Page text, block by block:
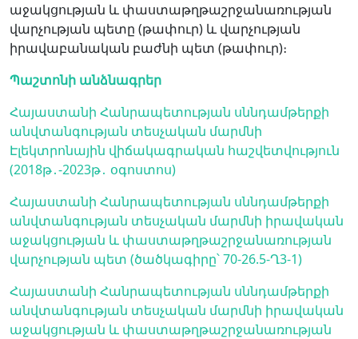
աջակցության և փաստաթղթաշրջանառության
վարչության պետը (թափուր) և վարչության
իրավաբանական բաժնի պետ (թափուր)։
Պաշտոնի անձնագրեր
Հայաստանի Հանրապետության սննդամթերքի
անվտանգության տեսչական մարմնի
Էլեկտրոնային վիճակագրական հաշվետվություն
(2018թ․-2023թ․ օգոստոս)
Հայաստանի Հանրապետության սննդամթերքի
անվտանգության տեսչական մարմնի իրավական
աջակցության և փաստաթղթաշրջանառության
վարչության պետ (ծածկագիրը՝ 70-26.5-Ղ3-1)
Հայաստանի Հանրապետության սննդամթերքի
անվտանգության տեսչական մարմնի իրավական
աջակցության և փաստաթղթաշրջանառության